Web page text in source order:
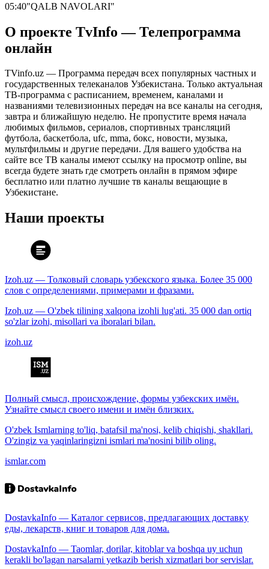
05:40"QALB NAVOLARI"
О проекте TvInfo — Телепрограмма
онлайн
TVinfo.uz — Программа передач всех популярных частных и
государственных телеканалов Узбекистана. Только актуальная
ТВ-программа с расписанием, временем, каналами и
названиями телевизионных передач на все каналы на сегодня,
завтра и ближайшую неделю. Не пропустите время начала
любимых фильмов, сериалов, спортивных трансляций
футбола, баскетбола, ufc, mma, бокс, новости, музыка,
мультфильмы и другие передачи. Для вашего удобства на
сайте все ТВ каналы имеют ссылку на просмотр online, вы
всегда будете знать где смотреть онлайн в прямом эфире
бесплатно или платно лучшие тв каналы вещающие в
Узбекистане.
Наши проекты
Izoh.uz — Толковый словарь узбекского языка. Более 35 000
слов с определениями, примерами и фразами.
Izoh.uz — O'zbek tilining xalqona izohli lug'ati. 35 000 dan ortiq
so'zlar izohi, misollari va iboralari bilan.
izoh.uz
Полный смысл, происхождение, формы узбекских имён.
Узнайте смысл своего имени и имён близких.
O'zbek Ismlarning to'liq, batafsil ma'nosi, kelib chiqishi, shakllari.
O'zingiz va yaqinlaringizni ismlari ma'nosini bilib oling.
ismlar.com
DostavkaInfo — Каталог сервисов, предлагающих доставку
еды, лекарств, книг и товаров для дома.
DostavkaInfo — Taomlar, dorilar, kitoblar va boshqa uy uchun
kerakli bo'lagan narsalarni yetkazib berish xizmatlari bor servislar.